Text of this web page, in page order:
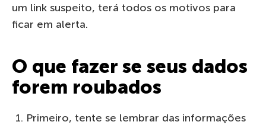
um link suspeito, terá todos os motivos para
ficar em alerta.
O que fazer se seus dados
forem roubados
Primeiro, tente se lembrar das informações